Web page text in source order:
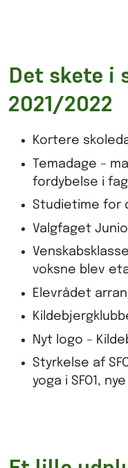
Det skete i
2021/2022
Kortere
Temadage –
fordybelse i
Studietime for
Valgfaget
voksne blev
Elevrådet
Nyt logo –
Styrkelse af
yoga i SFO1,